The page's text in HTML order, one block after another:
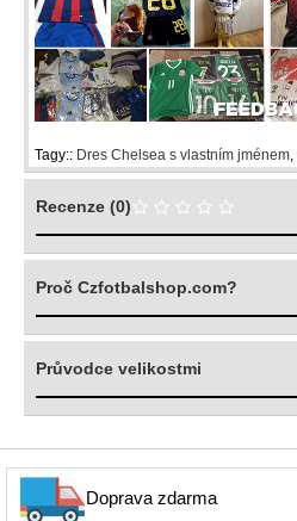
Tagy:: Dres Chelsea s vlastním jménem
Recenze (0)
Proč Czfotbalshop.com?
Průvodce velikostmi
Doprava zdarma